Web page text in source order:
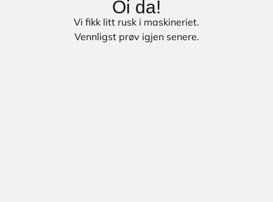
Oi da!
Vi fikk litt rusk i maskineriet.
Vennligst prøv igjen senere.